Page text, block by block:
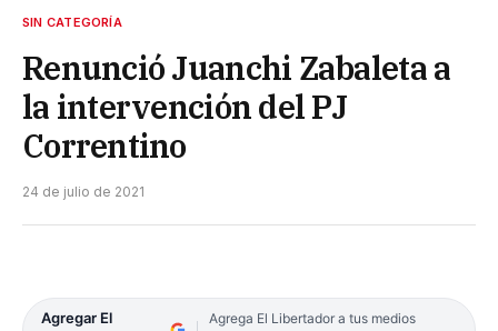
SIN CATEGORÍA
Renunció Juanchi Zabaleta a
la intervención del PJ
Correntino
24 de julio de 2021
Agregar El
Agrega El Libertador a tus medios